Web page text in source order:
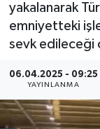
yakalanarak
emniyetteki
sevk edileceği
06.04.2025 - 09:25
YAYINLANMA
Kültür